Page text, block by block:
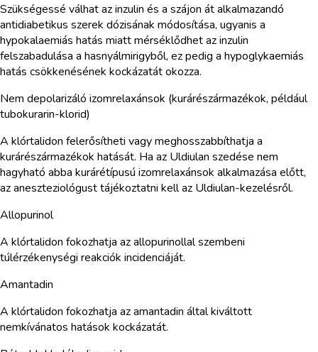
Szükségessé válhat az inzulin és a szájon át alkalmazandó
antidiabetikus szerek dózisának módosítása, ugyanis a
hypokalaemiás hatás miatt mérséklődhet az inzulin
felszabadulása a hasnyálmirigyből, ez pedig a hypoglykaemiás
hatás csökkenésének kockázatát okozza.
Nem depolarizáló izomrelaxánsok (kurárészármazékok, például
tubokurarin-klorid)
A klórtalidon felerősítheti vagy meghosszabbíthatja a
kurárészármazékok hatását. Ha az Uldiulan szedése nem
hagyható abba kurárétípusú izomrelaxánsok alkalmazása előtt,
az aneszteziológust tájékoztatni kell az Uldiulan-kezelésről.
Allopurinol
A klórtalidon fokozhatja az allopurinollal szembeni
túlérzékenységi reakciók incidenciáját.
Amantadin
A klórtalidon fokozhatja az amantadin által kiváltott
nemkívánatos hatások kockázatát.